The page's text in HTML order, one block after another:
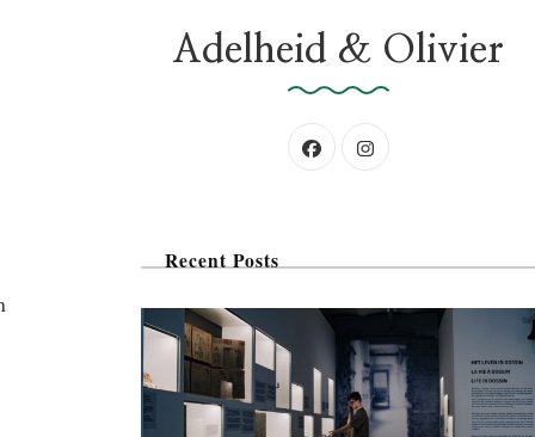
Adelheid & Olivier
Recent Posts